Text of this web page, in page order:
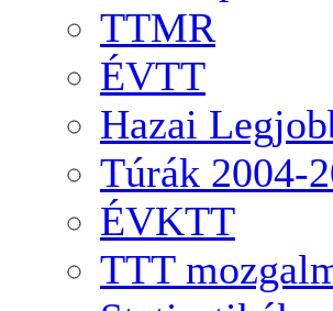
TTMR
ÉVTT
Hazai
Túrák 2004-
ÉVKTT
TTT